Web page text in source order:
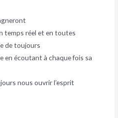
temps réel et en toutes
de toujours
en écoutant à chaque fois sa
nous ouvrir l’esprit